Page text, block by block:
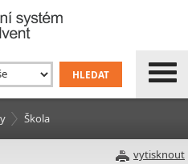
Škola
vytisknout